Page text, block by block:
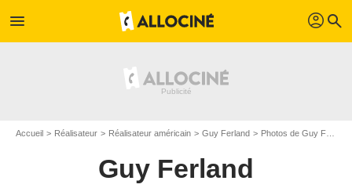
menu profil search
Accueil Réalisateur Réalisateur américain Guy Ferland Photos de Guy Ferland
Guy Ferland